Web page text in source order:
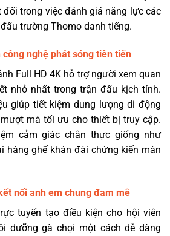
đối trong việc đánh giá năng lực các
trường Thomo danh tiếng.
nghệ phát sóng tiên tiến
Full HD 4K hỗ trợ người xem quan
nhỏ nhất trong trận đấu kịch tính.
giúp tiết kiệm dung lượng di động
mà tối ưu cho thiết bị truy cập.
cảm giác chân thực giống như
hàng ghế khán đài chứng kiến màn
nối anh em chung đam mê
tuyến tạo điều kiện cho hội viên
dưỡng gà chọi một cách dễ dàng